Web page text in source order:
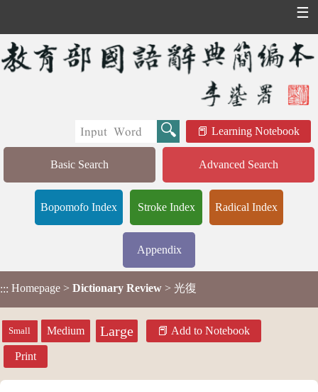
☰
Learning Notebook
Basic Search Advanced Search
Bopomofo Index Stroke Index Radical Index
Appendix
::: Homepage > Dictionary Review > 光復
Small Medium Large Add to Notebook
Print